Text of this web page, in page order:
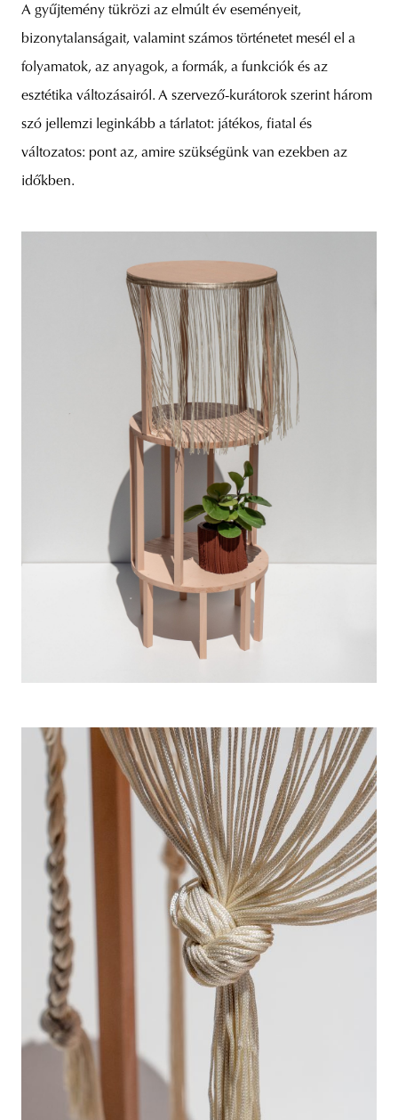
A gyűjtemény tükrözi az elmúlt év eseményeit,
bizonytalanságait, valamint számos történetet mesél el a
folyamatok, az anyagok, a formák, a funkciók és az
esztétika változásairól. A szervező-kurátorok szerint három
szó jellemzi leginkább a tárlatot: játékos, fiatal és
változatos: pont az, amire szükségünk van ezekben az
időkben.